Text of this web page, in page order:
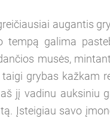
augantis
tempą galima
musės,
grybas kažkam
jį vadinu auksiniu
Įsteigiau savo